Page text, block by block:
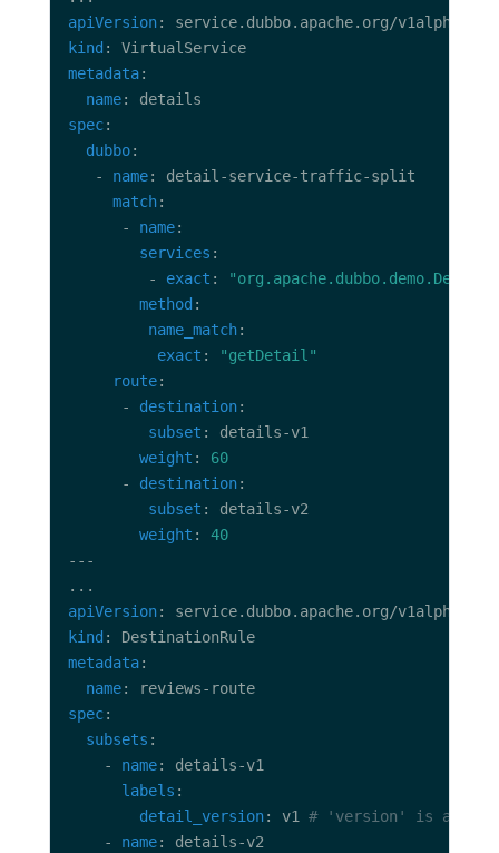
apiVersion
kind
metadata
name
spec
dubbo
   -
name
match
      -
name
services
         -
exact :
method
name_match
exact :
"getDetail"
route
      -
destination
subset
weight : 60
      -
destination
subset
weight : 40
apiVersion
kind
metadata
name
spec
subsets
    -
name
labels
detail_version: v1 # 'version' is a
    -
name